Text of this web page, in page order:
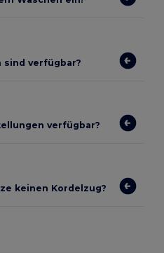
sind verfügbar?
verfügbar?
keinen Kordelzug?